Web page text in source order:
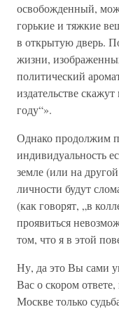
освобожденный,
горькие и тяжкие
в открытую дверь.
жизни,
политический
издательстве
году“».
Однако продолжим
индивидуальность
земле (или на
личности будут
(как говорят, „в
проявиться
том, что я в этой
Ну, да это Вы сами
Вас о скором
Москве только